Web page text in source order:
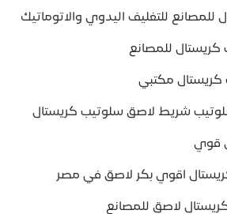
للتغليف اليدوي والاتوماتيك
للمصانع
كريستال مكتبي
شريط لاصق سلوتيب كريستال
قوي
اقوي بكر لاصق في مصر
لاصق للمصانع